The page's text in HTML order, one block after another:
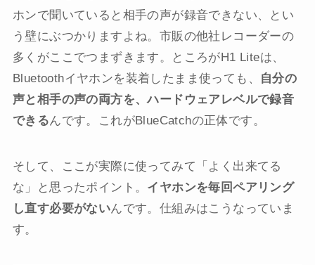
ホンで聞いていると相手の声が録音できない、とい
う壁にぶつかりますよね。市販の他社レコーダーの
多くがここでつまずきます。ところがH1 Liteは、
Bluetoothイヤホンを装着したまま使っても、
自分の
声と相手の声の両方を、ハードウェアレベルで録音
できるんです。これがBlueCatchの正体です。
そして、ここが実際に使ってみて「よく出来てる
な」と思ったポイント。 イヤホンを毎回ペアリング
し直す必要がないんです。仕組みはこうなっていま
す。